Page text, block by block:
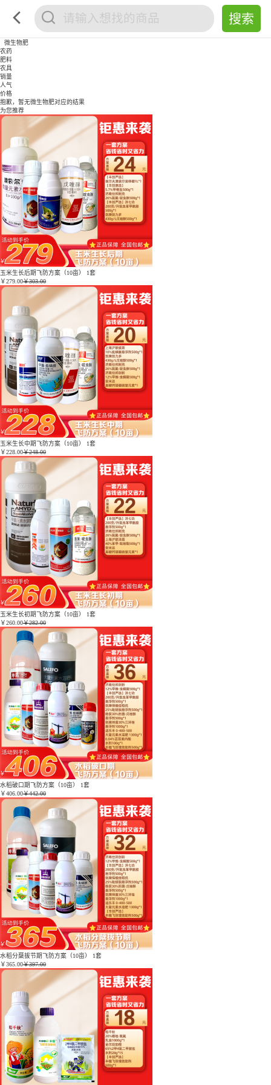
微生物肥
农药
肥料
农具
销量
人气
价格
抱歉，暂无微生物肥对应的结果
为您推荐
玉米生长后期飞防方案（10亩） 1套
￥279.00￥303.00
玉米生长中期飞防方案（10亩） 1套
￥228.00￥248.00
玉米生长初期飞防方案（10亩） 1套
￥260.00￥282.00
水稻破口期飞防方案（10亩） 1套
￥406.00￥442.00
水稻分蘖拔节期飞防方案（10亩） 1套
￥365.00￥397.00